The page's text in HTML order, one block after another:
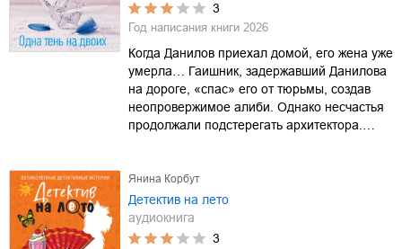
3
Год написания книги 2026
Когда Данилов приехал домой, его жена уже
умерла… Гаишник, задержавший Данилова
на дороге, «спас» его от тюрьмы, создав
неопровержимое алиби. Однако несчастья
продолжали подстерегать архитектора.…
Янина Корбут
Детектив на лето
аудиокнига
3